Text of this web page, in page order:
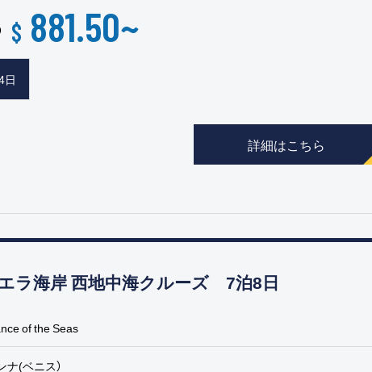
$ 881.50~
日
詳細はこちら
ラ海岸 西地中海クルーズ 7泊8日
of the Seas
ナ(ベニス）